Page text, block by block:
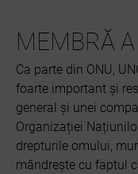
MEMBRĂ
Ca parte din ONU,
foarte important și
general și unei
Organizației
drepturile omului,
mândrește cu faptul